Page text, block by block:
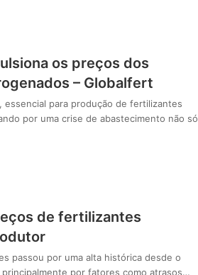
os preços dos
– Globalfert
essencial para produção de fertilizantes
por uma crise de abastecimento não só
de fertilizantes
passou por uma alta histórica desde o
por fatores como atrasos…